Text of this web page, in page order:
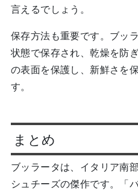
言えるでしょう。
保存方法も重要です。ブッ
状態で保存され、乾燥を防
の表面を保護し、新鮮さを
す。
まとめ
ブッラータは、イタリア南
シュチーズの傑作です。「